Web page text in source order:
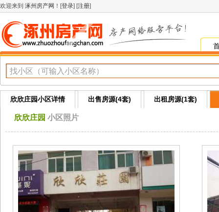
欢迎来到 涿州房产网 ！[登录] [注册]
欣欣庄园小区详情 出售房源(4套) 出租房源(1套)
欣欣庄园 小区照片